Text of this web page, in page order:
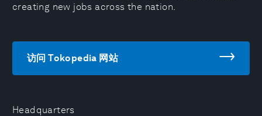
Headquarters
creating new jobs across the nation.
访问 Tokopedia 网站